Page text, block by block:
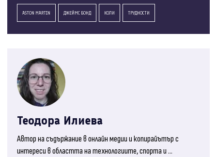
ASTON MARTIN ДЖЕЙМС БОНД КОЛИ ТРУДНОСТИ
Теодора Илиева
Автор на съдържание в онлайн медии и копирайътър с
интереси в областта на технологиите, спорта и ...